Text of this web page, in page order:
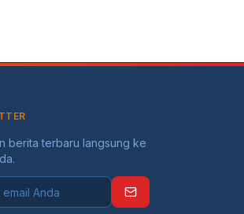
berita terbaru langsung ke